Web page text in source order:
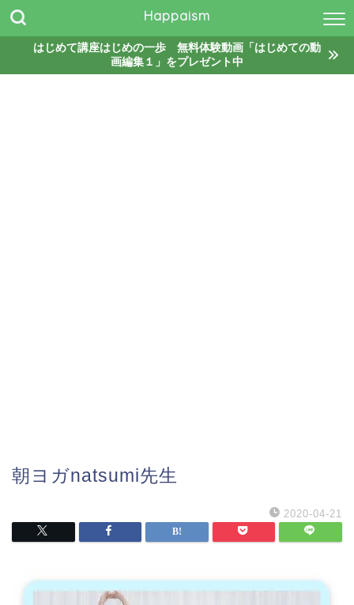
Happaism
はじめて講座はじめの一歩 無料体験動画「はじめての動
画編集１」をプレゼント中
朝ヨガnatsumi先生
2020-04-21